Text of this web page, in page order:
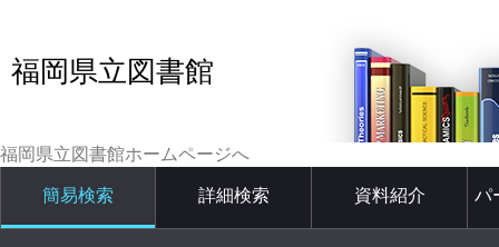
福岡県立図書館
福岡県立図書館ホームページへ
簡易検索 詳細検索 資料紹介 パ